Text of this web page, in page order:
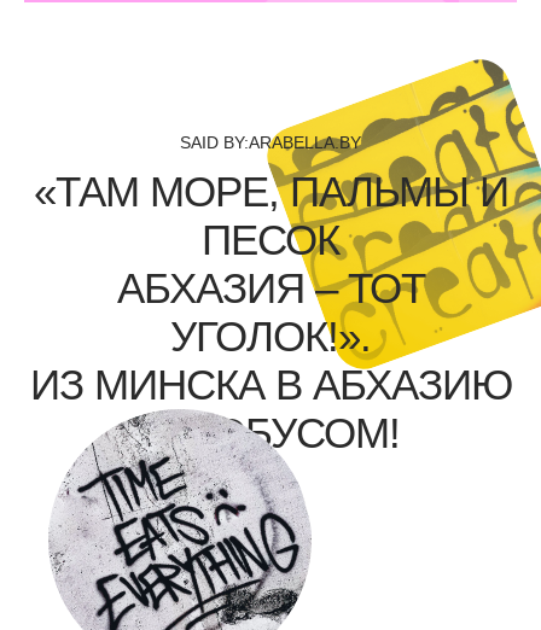
SAID BY:ARABELLA.BY
«ТАМ МОРЕ, ПАЛЬМЫ И
ПЕСОК
АБХАЗИЯ – ТОТ
УГОЛОК!».
ИЗ МИНСКА В АБХАЗИЮ
АВТОБУСОМ!